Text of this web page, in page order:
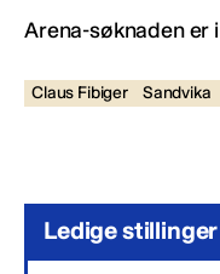
Arena-søknaden er
Claus Fibiger Sandvika
Ledige stillinger